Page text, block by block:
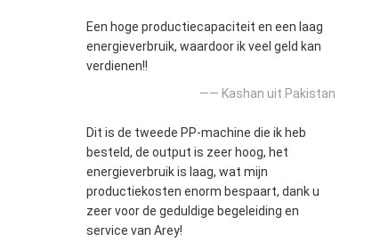
Een hoge productiecapaciteit en een laag
energieverbruik, waardoor ik veel geld kan
verdienen!!
—— Kashan uit Pakistan
Dit is de tweede PP-machine die ik heb
besteld, de output is zeer hoog, het
energieverbruik is laag, wat mijn
productiekosten enorm bespaart, dank u
zeer voor de geduldige begeleiding en
service van Arey!